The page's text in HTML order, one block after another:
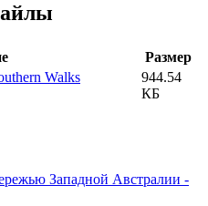
Размер
Walks
944.54
КБ
Западной Австралии -